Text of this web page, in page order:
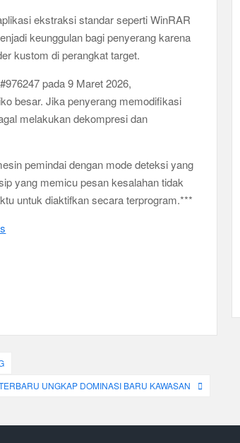
ekstraksi standar seperti WinRAR
keunggulan bagi penyerang karena
kustom di perangkat target.
pada 9 Maret 2026,
besar. Jika penyerang memodifikasi
melakukan dekompresi dan
pemindai dengan mode deteksi yang
yang memicu pesan kesalahan tidak
untuk diaktifkan secara terprogram.***
UNGKAP DOMINASI BARU KAWASAN